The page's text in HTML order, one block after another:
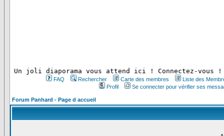
Un joli diaporama vous attend ici ! Connectez-vous !
FAQ Rechercher Carte des membres
Liste des
Profil
Se connecter pour vérifier ses
Forum Panhard - Page d accueil